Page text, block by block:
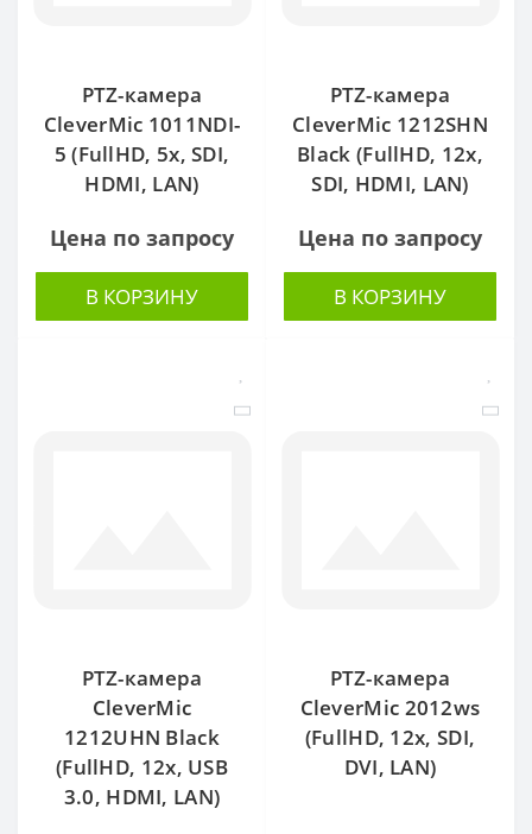
PTZ-камера
CleverMic 1011NDI-
5 (FullHD, 5x, SDI,
HDMI, LAN)
Цена по запросу
В КОРЗИНУ
PTZ-камера
CleverMic 1212SHN
Black (FullHD, 12x,
SDI, HDMI, LAN)
Цена по запросу
В КОРЗИНУ
PTZ-камера
CleverMic
1212UHN Black
(FullHD, 12x, USB
3.0, HDMI, LAN)
PTZ-камера
CleverMic 2012ws
(FullHD, 12x, SDI,
DVI, LAN)